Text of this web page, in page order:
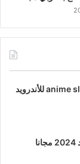
تحميل تطبيق انمي سلاير anime slayer للأندرويد